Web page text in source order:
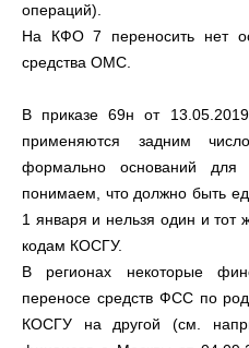
операций).
На КФО 7 переносить нет
средства ОМС.
В приказе 69н от
применяются задним
формально оснований
понимаем, что должно быть
1 января и нельзя один и тот
кодам КОСГУ.
В регионах некоторые
переносе средств ФСС по
КОСГУ на другой (см.